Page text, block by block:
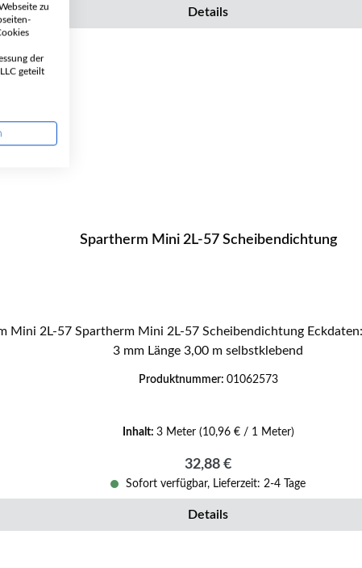
Details
Spartherm Mini 2L-57 Scheibendichtung
3 mm Länge 3,00 m selbstklebend
Produktnummer: 01062573
Inhalt: 3 Meter (10,96 € / 1 Meter)
Regulärer Preis:
32,88 €
Sofort verfügbar, Lieferzeit: 2-4 Tage
Details
zu
der
geteilt